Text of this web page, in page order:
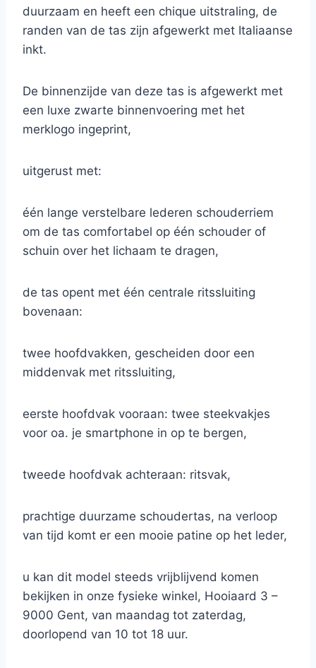
duurzaam en heeft een chique uitstraling, de
randen van de tas zijn afgewerkt met Italiaanse
inkt.
De binnenzijde van deze tas is afgewerkt met
een luxe zwarte binnenvoering met het
merklogo ingeprint,
uitgerust met:
één lange verstelbare lederen schouderriem
om de tas comfortabel op één schouder of
schuin over het lichaam te dragen,
de tas opent met één centrale ritssluiting
bovenaan:
twee hoofdvakken, gescheiden door een
middenvak met ritssluiting,
eerste hoofdvak vooraan: twee steekvakjes
voor oa. je smartphone in op te bergen,
tweede hoofdvak achteraan: ritsvak,
prachtige duurzame schoudertas, na verloop
van tijd komt er een mooie patine op het leder,
u kan dit model steeds vrijblijvend komen
bekijken in onze fysieke winkel, Hooiaard 3 –
9000 Gent, van maandag tot zaterdag,
doorlopend van 10 tot 18 uur.